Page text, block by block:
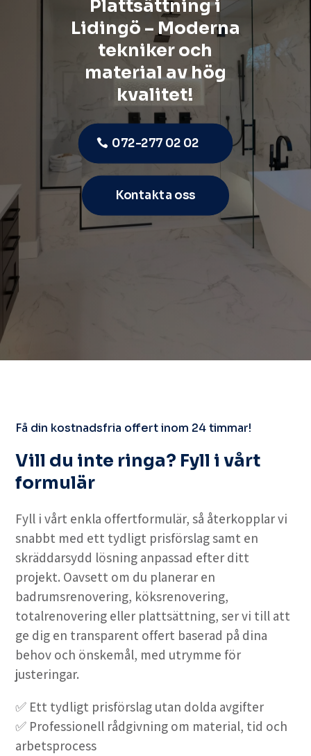
Plattsättning i
Lidingö – Moderna
tekniker och
material av hög
kvalitet!
072-277 02 02
Kontakta oss
Få din kostnadsfria offert inom 24 timmar!
Vill du inte ringa? Fyll i vårt
formulär
Fyll i vårt enkla offertformulär, så återkopplar vi
snabbt med ett tydligt prisförslag samt en
skräddarsydd lösning anpassad efter ditt
projekt. Oavsett om du planerar en
badrumsrenovering, köksrenovering,
totalrenovering eller plattsättning, ser vi till att
ge dig en transparent offert baserad på dina
behov och önskemål, med utrymme för
justeringar.
✅ Ett tydligt prisförslag utan dolda avgifter
✅ Professionell rådgivning om material, tid och
arbetsprocess